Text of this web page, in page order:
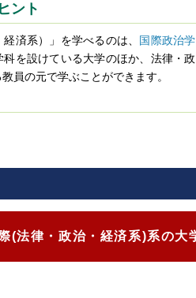
ント
経済系）」を学べるのは、 国際政治
を設けている大学のほか、法律・
員の元で学ぶことができます。
(法律・政治・経済系)系の大